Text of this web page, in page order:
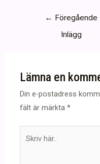
Inläggsnavigering
← Föregående
Inlägg
Lämna en
Din e-postadress
fält är märkta*